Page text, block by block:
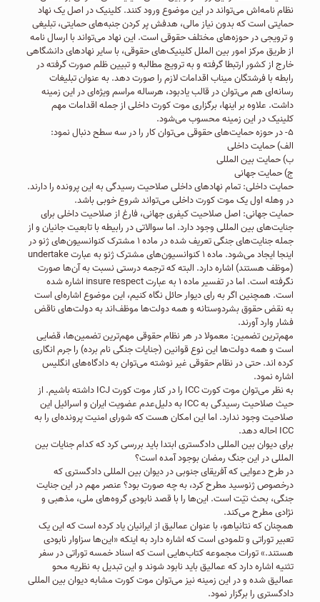
نظام نامه‌اش می‌تواند در این موضوع ورود کنند. کلینیک در اصل یک نهاد
حمایتی است که بدون نیاز مالی، هدفش پر کردن جنبه‌های حمایتی، تبلیغی
و ترویجی در حوزه‌های مختلف حقوقی است. این نهاد می‌تواند با ارسال نامه
از طریق مرکز امور بین الملل کلینیک‌های حقوقی، با سایر نهادهای دانشگاهی
خارج از کشور ارتبطا گرفته و به ترویج مطالبه و تبیین ظلم صورت گرفته در
رابطه با فرشتگان میناب اقدامات لازم را صورت دهد. به عنوان تبلیغات
رسانه‌ای هم می‌توان در قالب یادبود، هرساله مراسم ویژه‌ای در این زمینه
داشت. علاوه بر اینها، برگزاری موت کورت داخلی از جمله اقدامات مهم
کلینیک در این زمینه محسوب می‌شود.
۵- در حوزه حمایت‌های حقوقی می‌توان کار را در سه سطح دنبال نمود:
الف) حمایت داخلی
ب) حمایت بین المللی
ج) حمایت جهانی
حمایت داخلی: تمام نهادهای داخلی صلاحیت رسیدگی به این پرونده را دارند.
در وهله اول یک موت کورت داخلی می‌تواند شروع خوبی باشد.
حمایت جهانی: اصل صلاحیت کیفری جهانی، فارغ از صلاحیت داخلی برای
جنایت‌های بین المللی وجود دارد. اما سوالاتی در رابیطه با تابعیت جانیان و از
جمله جنایت‌های جنگی تعریف شده در ماده ۱ مشترک کنوانسیون‌های ژنو در
اینجا ایجاد می‌شود. ماده ۱ کنوانسیون‌های مشترک ژنو به عبارت undertake
(موظف هستند) اشاره دارد. البته که ترجمه درستی نسبت به آن‌ها صورت
نگرفته است. اما در تفسیر ماده ۱ به عبارت insure respect اشاره شده
است. همچنین اگر به رای دیوار حائل نگاه کنیم، این موضوع اشاره‌ای است
به نقض حقوق بشردوستانه و همه دولت‌ها موظف‌اند به دولت‌های ناقض
فشار وارد آورند.
مهم‌ترین تضمین: معمولا در هر نظام حقوقی مهم‌ترین تضمین‌ها، قضایی
است و همه دولت‌ها این نوع قوانین (جنایات جنگی نام برده) را جرم انگاری
کرده اند. حتی در نظام حقوقی غیر نوشته می‌توان به دادگاه‌های انگلیس
اشاره نمود.
به نظر می‌توان موت کورت ICC را در کنار موت کورت ICJ داشته باشیم. از
حیث صلاحیت رسیدگی به ICC به دلیل‌عدم عضویت ایران و اسرائیل این
صلاحیت وجود ندارد. اما این امکان هست که شورای امنیت پرونده‌ای را به
ICC احاله دهد.
برای دیوان بین المللی دادگستری ابتدا باید بررسی کرد که کدام جنایات بین
المللی در این جنگ رمضان بوجود آمده است؟
در طرح دعوایی که آفریقای جنوبی در دیوان بین المللی دادگستری که
درخصوص ژنوسید مطرح کرد، به چه صورت بود؟ عنصر مهم در این جنایت
جنگی، بحث نیّت است. این‌ها را با قصد نابودی گروه‌های ملی، مذهبی و
نژادی مطرح می‌کند.
همچنان که نتانیاهو، با عنوان عمالیق از ایرانیان یاد کرده است که این یک
تعبیر توراتی و تلمودی است که اشاره دارد به اینکه «این‌ها سزاوار نابودی
هستند.» تورات مجموعه کتاب‌هایی است که اسناد خمسه توراتی در سفر
تثنیه اشاره دارد که عمالیق باید نابود شوند و این تبدیل به نظریه محو
عمالیق شده و در این زمینه نیز می‌توان موت کورت مشابه دیوان بین المللی
دادگستری را برگزار نمود.